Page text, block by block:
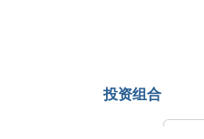
投资组合